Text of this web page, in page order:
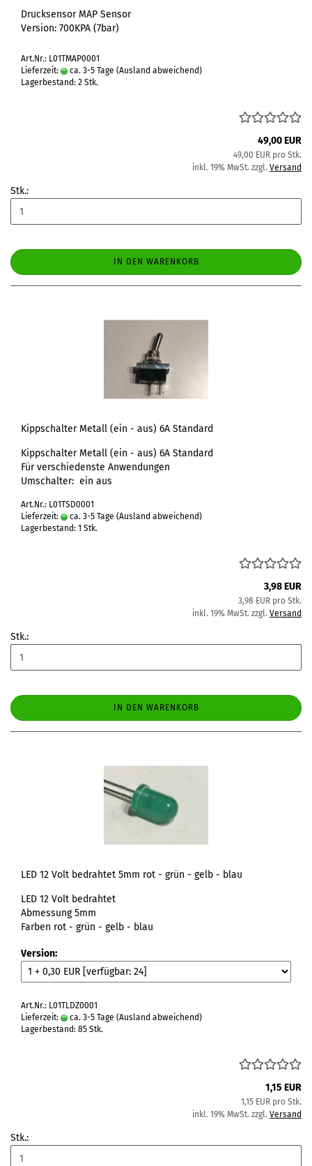
Drucksensor MAP Sensor
Version: 700KPA (7bar)
Art.Nr.: L01TMAP0001
Lieferzeit:
ca. 3-5 Tage (Ausland abweichend)
Lagerbestand: 2 Stk.
49,00 EUR
49,00 EUR pro Stk.
inkl. 19% MwSt. zzgl. Versand
Stk.:
IN DEN WARENKORB
Kippschalter Metall (ein - aus) 6A Standard
Kippschalter Metall (ein - aus) 6A Standard
Für verschiedenste Anwendungen
Umschalter: ein aus
Art.Nr.: L01TSD0001
Lieferzeit:
ca. 3-5 Tage (Ausland abweichend)
Lagerbestand: 1 Stk.
3,98 EUR
3,98 EUR pro Stk.
inkl. 19% MwSt. zzgl. Versand
Stk.:
IN DEN WARENKORB
LED 12 Volt bedrahtet 5mm rot - grün - gelb - blau
LED 12 Volt bedrahtet
Abmessung 5mm
Farben rot - grün - gelb - blau
Version:
Art.Nr.: L01TLDZ0001
Lieferzeit:
ca. 3-5 Tage (Ausland abweichend)
Lagerbestand: 85 Stk.
1,15 EUR
1,15 EUR pro Stk.
inkl. 19% MwSt. zzgl. Versand
Stk.: